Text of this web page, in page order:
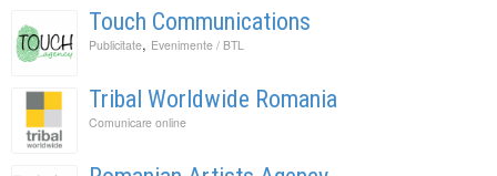
Touch Communications
Publicitate, Evenimente / BTL
Tribal Worldwide Romania
Comunicare online